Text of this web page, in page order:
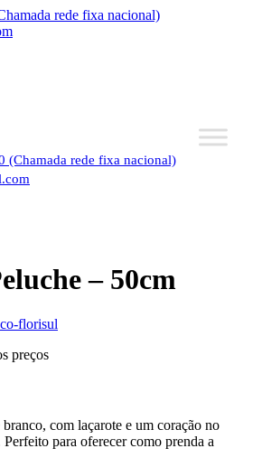
rede fixa nacional)
(Chamada rede fixa nacional)
– 50cm
preços
com laçarote e um coração no
para oferecer como prenda a